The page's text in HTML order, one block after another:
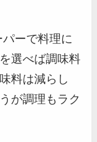
パーで料理に
選べば調味料
料は減らし
が調理もラク